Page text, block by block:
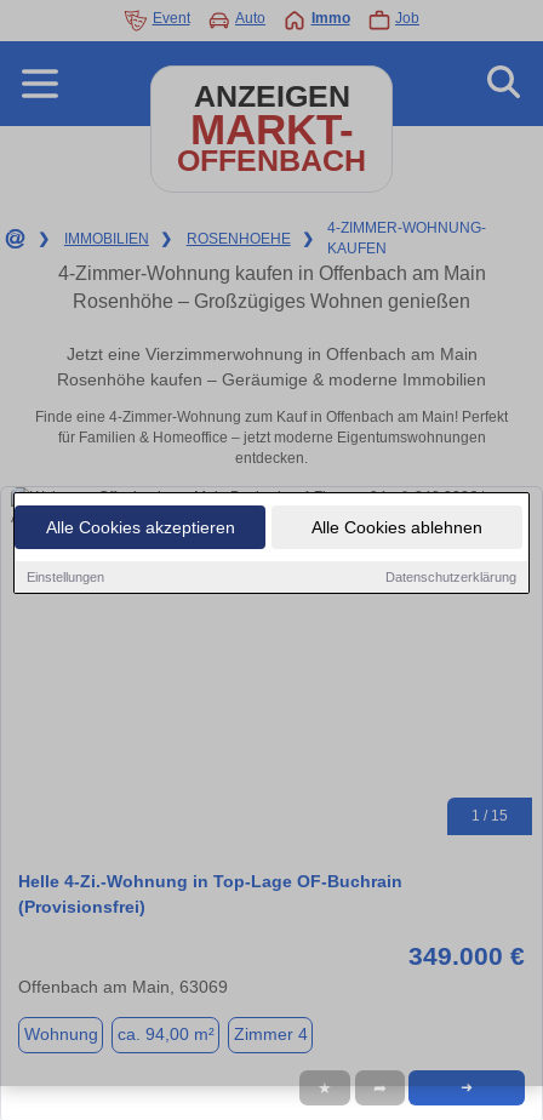
Alle Cookies akzeptieren Alle Cookies ablehnen
Einstellungen Datenschutzerklärung
Event Auto Immo Job
ANZEIGEN
MARKT-
OFFENBACH
❯ IMMOBILIEN ❯ ROSENHOEHE ❯
4-ZIMMER-WOHNUNG-
KAUFEN
4-Zimmer-Wohnung kaufen in Offenbach am Main
Rosenhöhe – Großzügiges Wohnen genießen
Jetzt eine Vierzimmerwohnung in Offenbach am Main
Rosenhöhe kaufen – Geräumige & moderne Immobilien
Finde eine 4-Zimmer-Wohnung zum Kauf in Offenbach am Main! Perfekt
für Familien & Homeoffice – jetzt moderne Eigentumswohnungen
entdecken.
1 / 15
Helle 4-Zi.-Wohnung in Top-Lage OF-Buchrain
(Provisionsfrei)
349.000 €
Offenbach am Main, 63069
Wohnung ca. 94,00 m² Zimmer 4
★ ➦ ➜